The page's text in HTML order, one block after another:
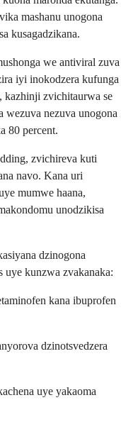
mashanu unogona
kusagadzikana.
we antiviral zuva
iyi inokodzera kufunga
kazhinji zvichitaurwa se
wezuva nezuva unogona
80 percent.
zvichireva kuti
navo. Kana uri
mumwe haana,
unodzikisa
dzinogona
uye kunzwa zvakanaka:
kana ibuprofen
dzinotsvedzera
uye yakaoma